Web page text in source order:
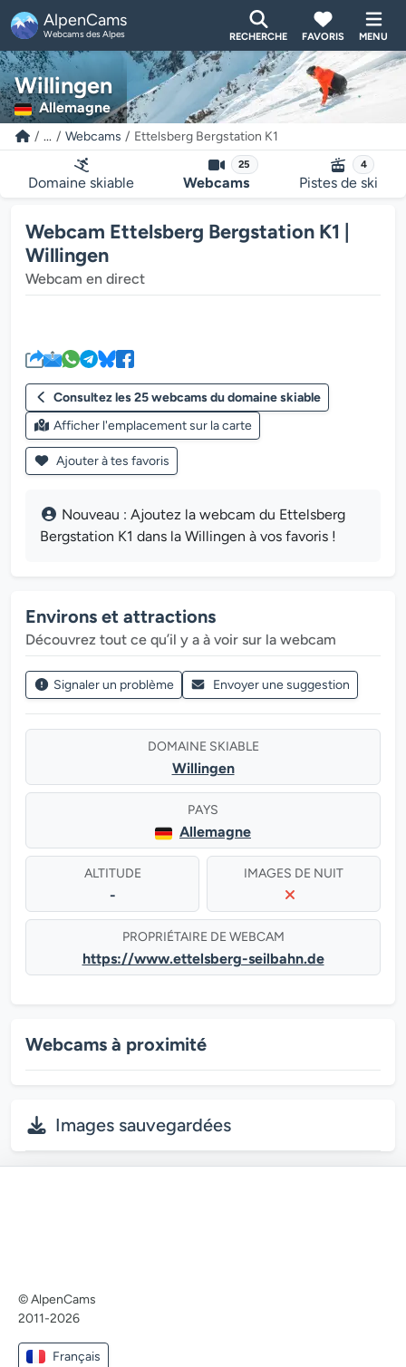
AlpenCams
Webcams des Alpes RECHERCHE FAVORIS MENU
Willingen
Allemagne
... Webcams Ettelsberg Bergstation K1
Domaine skiable
25
Webcams
4
Pistes de ski
Webcam Ettelsberg Bergstation K1 |
Willingen
Webcam en direct
Consultez les 25 webcams du domaine skiable
Afficher l'emplacement sur la carte
Ajouter à tes favoris
Nouveau : Ajoutez la webcam du Ettelsberg
Bergstation K1 dans la Willingen à vos favoris !
Environs et attractions
Découvrez tout ce qu’il y a à voir sur la webcam
Signaler un problème Envoyer une suggestion
DOMAINE SKIABLE
Willingen
PAYS
Allemagne
ALTITUDE
-
IMAGES DE NUIT
PROPRIÉTAIRE DE WEBCAM
https://www.ettelsberg-seilbahn.de
Webcams à proximité
Images sauvegardées
© AlpenCams
2011-2026
Français